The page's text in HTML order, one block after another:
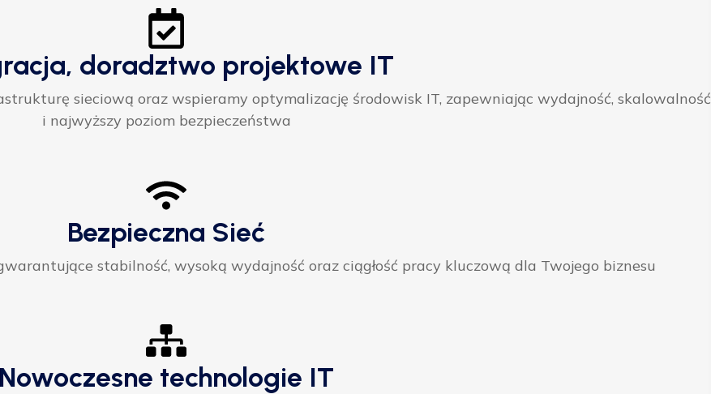
doradztwo projektowe IT
sieciową oraz wspieramy optymalizację środowisk IT, zapewniając wydajność, skalowalność
i najwyższy poziom bezpieczeństwa
Bezpieczna Sieć
stabilność, wysoką wydajność oraz ciągłość pracy kluczową dla Twojego biznesu
Nowoczesne technologie IT